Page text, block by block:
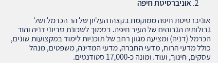
אוניברסיטת חיפה
אוניברסיטת חיפה ממוקמת בקצהו העליון של הר הכרמל ושל
גבולותיה הגבוהים של העיר חיפה. בסמוך לשכונת סביוני דניה והוד
הכרמל (דניה) ומציעה מגוון רחב של תוכניות לימוד במקצועות שונים,
כולל מדעי הרוח, מדעי החברה, מדעי המדינה, משפטים, מנהל
עסקים, חינוך, ועוד. ומונה כ-17,000 סטודנטים.